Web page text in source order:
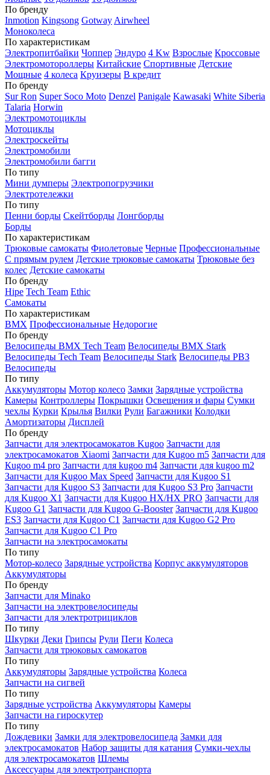
По бренду
Inmotion Kingsong Gotway Airwheel
Моноколеса
По характеристикам
Электропитбайки Чоппер Эндуро 4 Kw Взрослые Кроссовые
Электромотороллеры Китайские Спортивные Детские
Мощные 4 колеса Круизеры В кредит
По бренду
Sur Ron Super Soco Moto Denzel Panigale Kawasaki White Siberia
Talaria Horwin
Электромотоциклы
Мотоциклы
Электроскейты
Электромобили
Электромобили багги
По типу
Мини думперы Электропогрузчики
Электротележки
По типу
Пенни борды Скейтборды Лонгборды
Борды
По характеристикам
Трюковые самокаты Фиолетовые Черные Профессиональные
С прямым рулем Детские трюковые самокаты Трюковые без
колес Детские самокаты
По бренду
Hipe Tech Team Ethic
Самокаты
По характеристикам
BMX Профессиональные Недорогие
По бренду
Велосипеды BMX Tech Team Велосипеды BMX Stark
Велосипеды Tech Team Велосипеды Stark Велосипеды РВЗ
Велосипеды
По типу
Аккумуляторы Мотор колесо Замки Зарядные устройства
Камеры Контроллеры Покрышки Освещения и фары Сумки
чехлы Курки Крылья Вилки Рули Багажники Колодки
Амортизаторы Дисплей
По бренду
Запчасти для электросамокатов Kugoo Запчасти для
электросамокатов Xiaomi Запчасти для Kugoo m5 Запчасти для
Кugoo m4 pro Запчасти для kugoo m4 Запчасти для kugoo m2
Запчасти для Kugoo Max Speed Запчасти для Kugoo S1
Запчасти для Kugoo S3 Запчасти для Kugoo S3 Pro Запчасти
для Kugoo X1 Запчасти для Kugoo HX/HX PRO Запчасти для
Kugoo G1 Запчасти для Kugoo G-Booster Запчасти для Kugoo
ES3 Запчасти для Kugoo C1 Запчасти для Kugoo G2 Pro
Запчасти для Kugoo C1 Pro
Запчасти на электросамокаты
По типу
Мотор-колесо Зарядные устройства Корпус аккумуляторов
Аккумуляторы
По бренду
Запчасти для Minako
Запчасти на электровелосипеды
Запчасти для электротрициклов
По типу
Шкурки Деки Грипсы Рули Пеги Колеса
Запчасти для трюковых самокатов
По типу
Аккумуляторы Зарядные устройства Колеса
Запчасти на сигвей
По типу
Зарядные устройства Аккумуляторы Камеры
Запчасти на гироскутер
По типу
Дождевики Замки для электровелосипеда Замки для
электросамокатов Набор защиты для катания Сумки-чехлы
для электросамокатов Шлемы
Аксессуары для электротранспорта